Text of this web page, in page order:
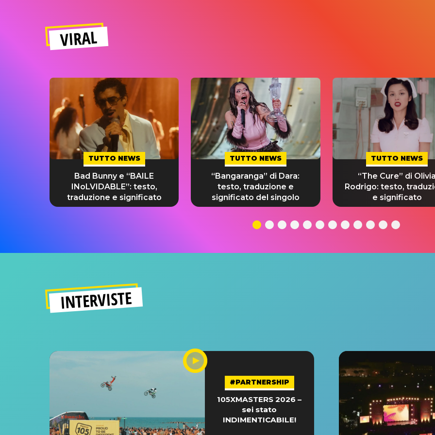
VIRAL
TUTTO NEWS
Bad Bunny e “BAILE
INoLVIDABLE”: testo,
traduzione e significato
TUTTO NEWS
“Bangaranga” di Dara:
testo, traduzione e
significato del singolo
TUTTO NEWS
“The Cure” di Olivia
Rodrigo: testo,
e significato
INTERVISTE
#PARTNERSHIP
105XMASTERS 2026 –
sei stato
INDIMENTICABILE!